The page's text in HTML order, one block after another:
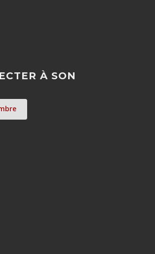
À SON